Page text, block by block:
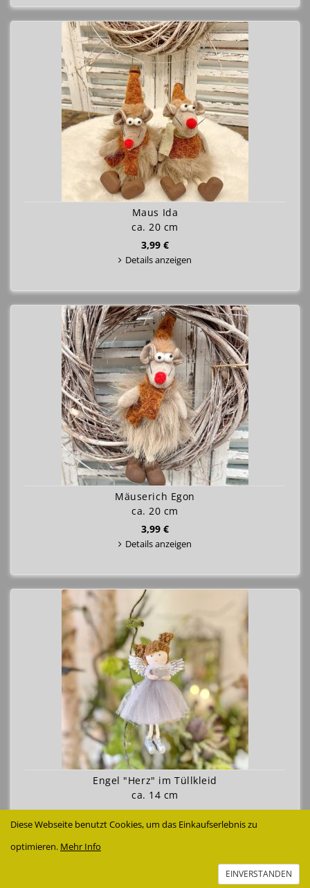
Diese Webseite benutzt Cookies, um das Einkaufserlebnis zu
optimieren. Mehr Info
EINVERSTANDEN
Maus Ida
ca. 20 cm
3,99 €
Details anzeigen
Mäuserich Egon
ca. 20 cm
3,99 €
Details anzeigen
Engel "Herz" im Tüllkleid
ca. 14 cm
2,99 €
Details anzeigen